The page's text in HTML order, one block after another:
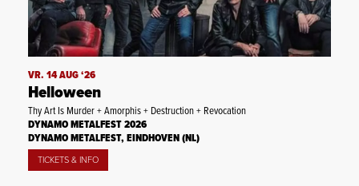
VR. 14 AUG ‘26
Helloween
Thy Art Is Murder + Amorphis + Destruction + Revocation
DYNAMO METALFEST 2026
DYNAMO METALFEST, EINDHOVEN (NL)
TICKETS & INFO